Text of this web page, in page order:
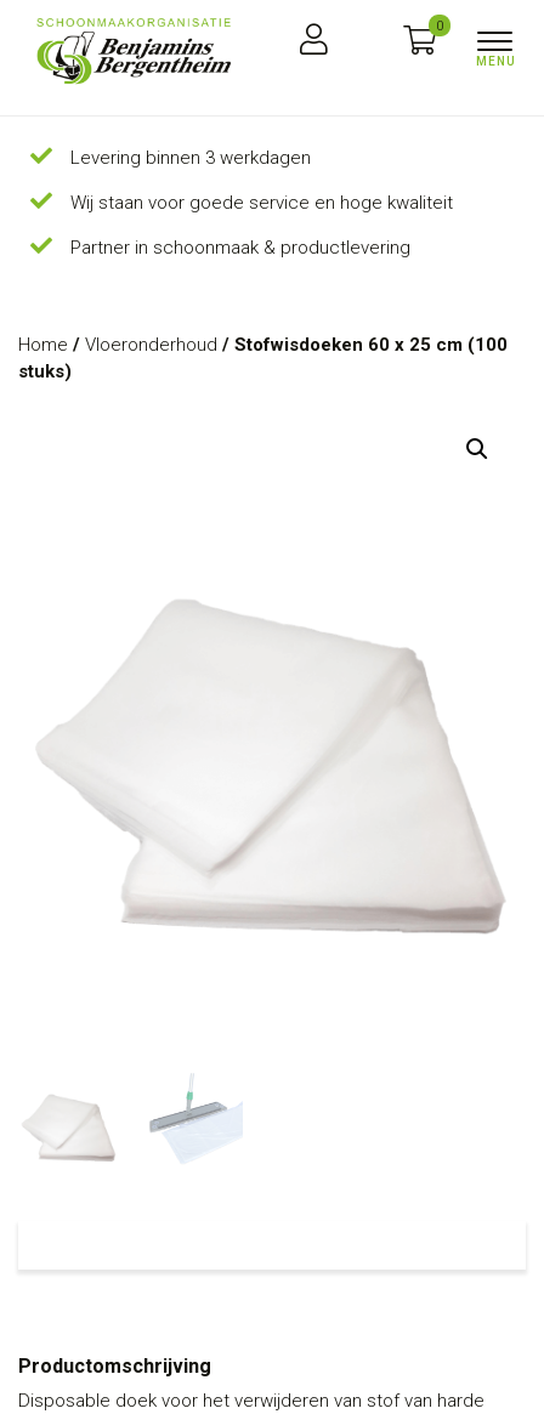
0
Levering binnen 3 werkdagen
Wij staan voor goede service en hoge kwaliteit
Partner in schoonmaak & productlevering
Home / Vloeronderhoud / Stofwisdoeken 60 x 25 cm (100
stuks)
Productomschrijving
Disposable doek voor het verwijderen van stof van harde